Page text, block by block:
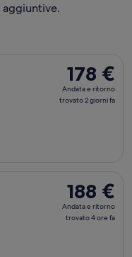
178 €
Andata
e
178 €
Andata e ritorno
trovato 2 giorni fa
188 €
Andata
e
188 €
Andata e ritorno
trovato 4 ore fa